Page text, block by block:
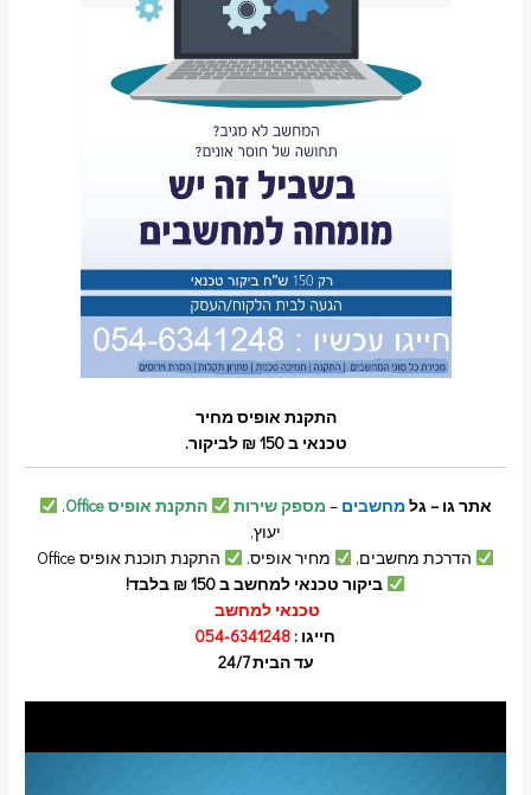
התקנת אופיס מחיר
טכנאי ב 150 ₪ לביקור.
אתר גו – גל מחשבים – מספק שירות התקנת אופיס Office
.
יעוץ,
הדרכת מחשבים,
מחיר אופיס.
התקנת תוכנת אופיס Office
ביקור טכנאי למחשב ב 150 ₪ בלבד!
טכנאי למחשב
חייגו : 054-6341248
עד הבית 24/7